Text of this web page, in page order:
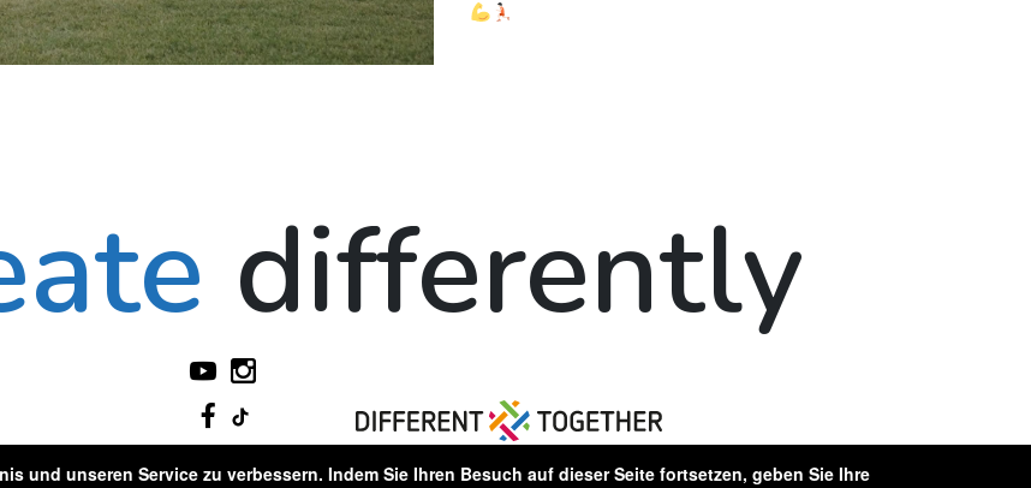
differently
und unseren Service zu verbessern. Indem Sie Ihren Besuch auf dieser Seite fortsetzen, geben Sie Ihre